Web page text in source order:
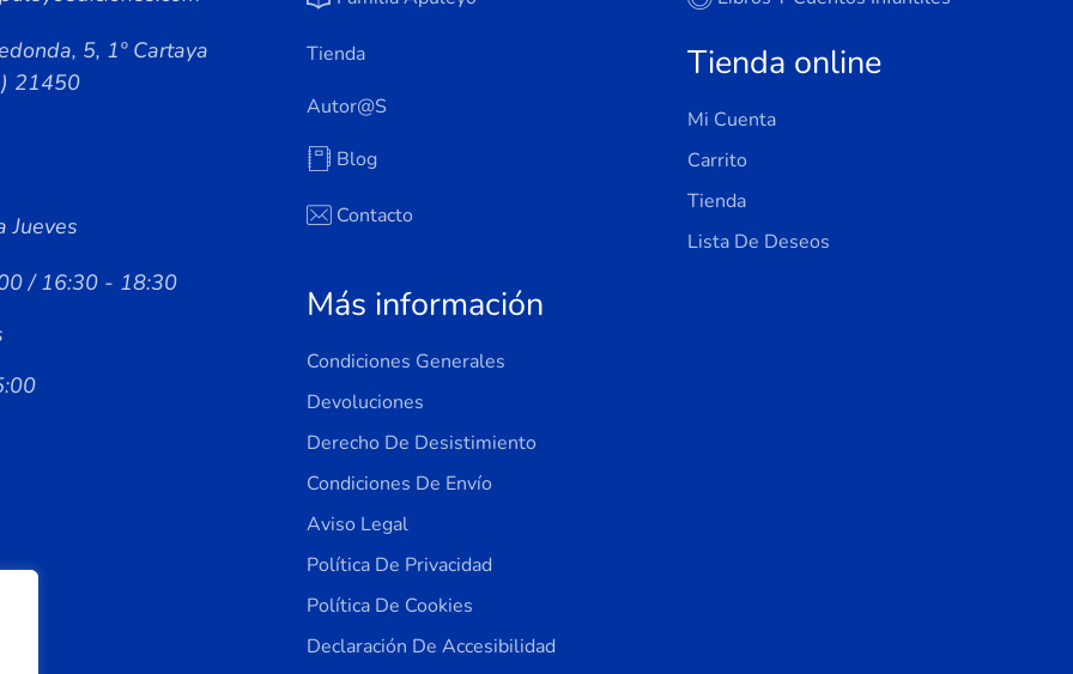
5, 1º Cartaya
21450
Jueves
/ 16:30 - 18:30
Tienda
Autor@s
Blog
Contacto
Más información
Condiciones Generales
Devoluciones
Derecho De Desistimiento
Condiciones De Envío
Aviso Legal
Política De Privacidad
Política De Cookies
Declaración De Accesibilidad
Tienda online
Mi Cuenta
Carrito
Tienda
Lista De Deseos